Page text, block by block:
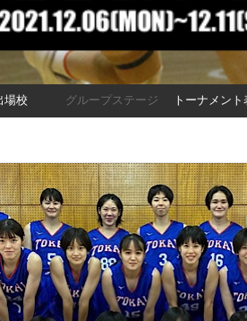
場校 グループステージ トーナメント